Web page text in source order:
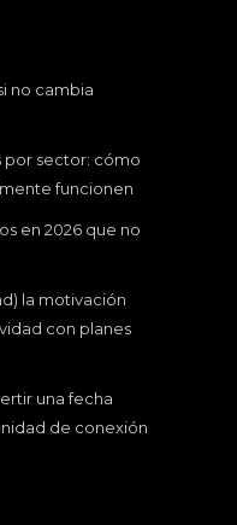
no cambia
por sector: cómo
funcionen
en 2026 que no
la motivación
con planes
una fecha
de conexión